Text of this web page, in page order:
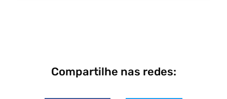
Compartilhe nas redes: